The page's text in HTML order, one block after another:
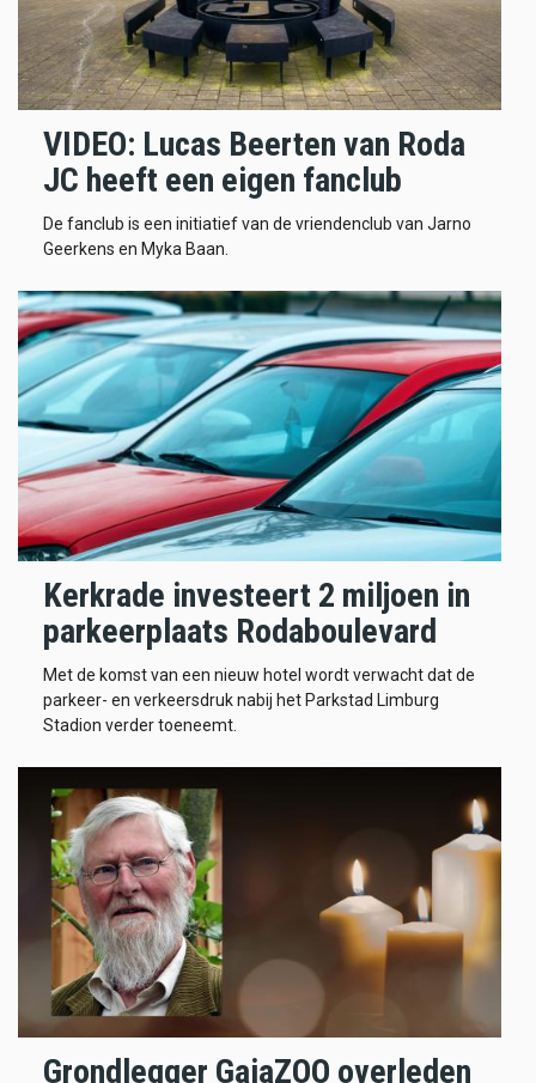
VIDEO: Lucas Beerten van Roda
JC heeft een eigen fanclub
De fanclub is een initiatief van de vriendenclub van Jarno
Geerkens en Myka Baan.
Kerkrade investeert 2 miljoen in
parkeerplaats Rodaboulevard
Met de komst van een nieuw hotel wordt verwacht dat de
parkeer- en verkeersdruk nabij het Parkstad Limburg
Stadion verder toeneemt.
Grondlegger GaiaZOO overleden